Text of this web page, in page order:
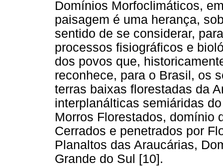
Domínios Morfoclimáticos,
paisagem é uma herança,
sentido de se considerar,
processos fisiográficos e
dos povos que,
reconhece, para o Brasil, os
terras baixas florestadas da
interplanálticas semiáridas
Morros Florestados, domínio
Cerrados e penetrados por
Planaltos das Araucárias,
Grande do Sul [10].